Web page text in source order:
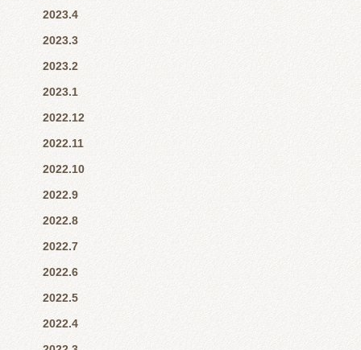
2023.4
2023.3
2023.2
2023.1
2022.12
2022.11
2022.10
2022.9
2022.8
2022.7
2022.6
2022.5
2022.4